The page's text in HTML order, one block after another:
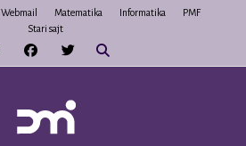
Webmail Matematika Informatika
PMF
Stari sajt